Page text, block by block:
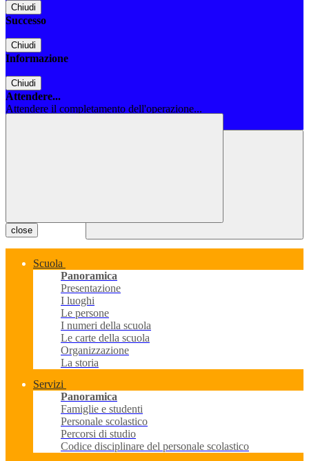
Chiudi
Successo
Chiudi
Informazione
Chiudi
Attendere...
Attendere il completamento dell'operazione...
close
Scuola
Panoramica
Presentazione
I luoghi
Le persone
I numeri della scuola
Le carte della scuola
Organizzazione
La storia
Servizi
Panoramica
Famiglie e studenti
Personale scolastico
Percorsi di studio
Codice disciplinare del personale scolastico